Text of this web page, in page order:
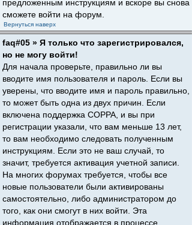
предложенным инструкциям и вскоре вы снова
сможете войти на форум.
Вернуться наверх
faq#05 » Я только что зарегистрировался,
но не могу войти!
Для начала проверьте, правильно ли вы
вводите имя пользователя и пароль. Если вы
уверены, что вводите имя и пароль правильно,
то может быть одна из двух причин. Если
включена поддержка COPPA, и вы при
регистрации указали, что вам меньше 13 лет,
то вам необходимо следовать полученным
инструкциям. Если это не ваш случай, то
значит, требуется активация учетной записи.
На многих форумах требуется, чтобы все
новые пользователи были активированы
самостоятельно, либо администратором до
того, как они смогут в них войти. Эта
информация отображается в процессе